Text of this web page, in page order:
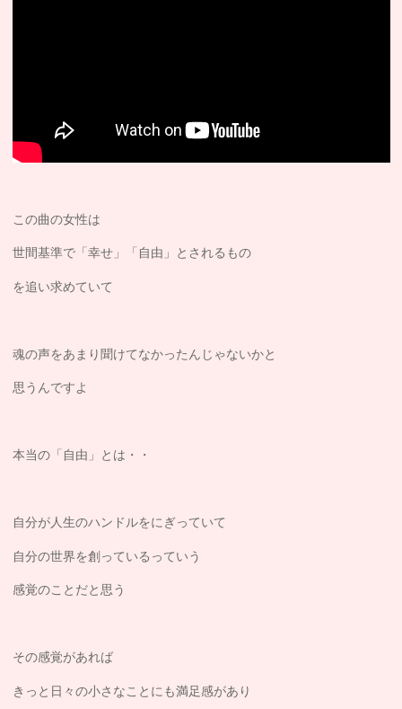
この曲の女性は
世間基準で「幸せ」「自由」とされるもの
を追い求めていて
魂の声をあまり聞けてなかったんじゃないかと
思うんですよ
本当の「自由」とは・・
自分が人生のハンドルをにぎっていて
自分の世界を創っているっていう
感覚のことだと思う
その感覚があれば
きっと日々の小さなことにも満足感があり